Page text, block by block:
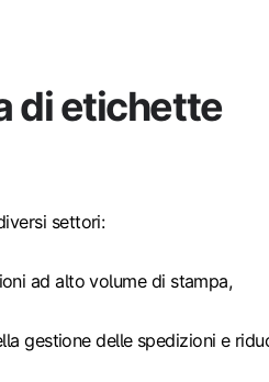
di etichette
settori:
ad alto volume di stampa,
gestione delle spedizioni e